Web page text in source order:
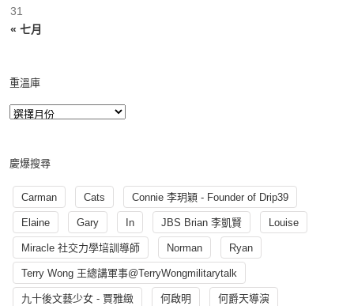
« 七月
31
重溫庫
慶爆搜尋
Carman Cats Connie 李玥穎 - Founder of Drip39
Elaine Gary In JBS Brian 李凱賢 Louise
Miracle 社交力學培訓導師 Norman Ryan
Terry Wong 王總講軍事@TerryWongmilitarytalk
九十後文藝少女 - 賈雅緻 何啟明 何爵天導演